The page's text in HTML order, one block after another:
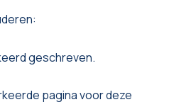
geschreven.
pagina voor deze